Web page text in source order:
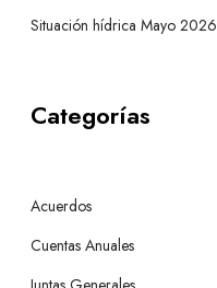
Situación hídrica Mayo 2026
Categorías
Acuerdos
Cuentas Anuales